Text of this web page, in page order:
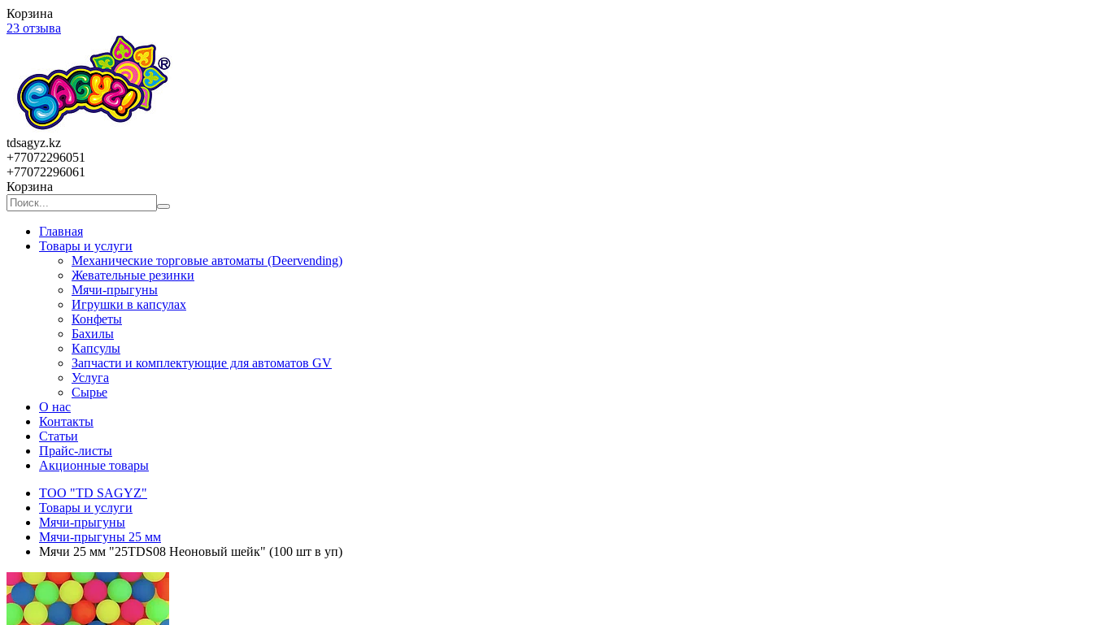
Корзина
23 отзыва
tdsagyz.kz
+77072296051
+77072296061
Корзина
Главная
Товары и услуги
Механические торговые автоматы (Deervending)
Жевательные резинки
Мячи-прыгуны
Игрушки в капсулах
Конфеты
Бахилы
Капсулы
Запчасти и комплектующие для автоматов GV
Услуга
Сырье
О нас
Контакты
Статьи
Прайс-листы
Акционные товары
ТОО "TD SAGYZ"
Товары и услуги
Мячи-прыгуны
Мячи-прыгуны 25 мм
Мячи 25 мм "25TDS08 Неоновый шейк" (100 шт в уп)